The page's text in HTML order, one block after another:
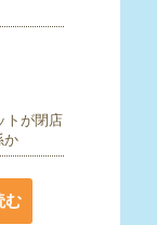
トが閉店
か
む